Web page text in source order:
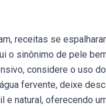
receitas se
o sinônimo de pele
considere o uso
fervente, deixe
e natural, oferecendo